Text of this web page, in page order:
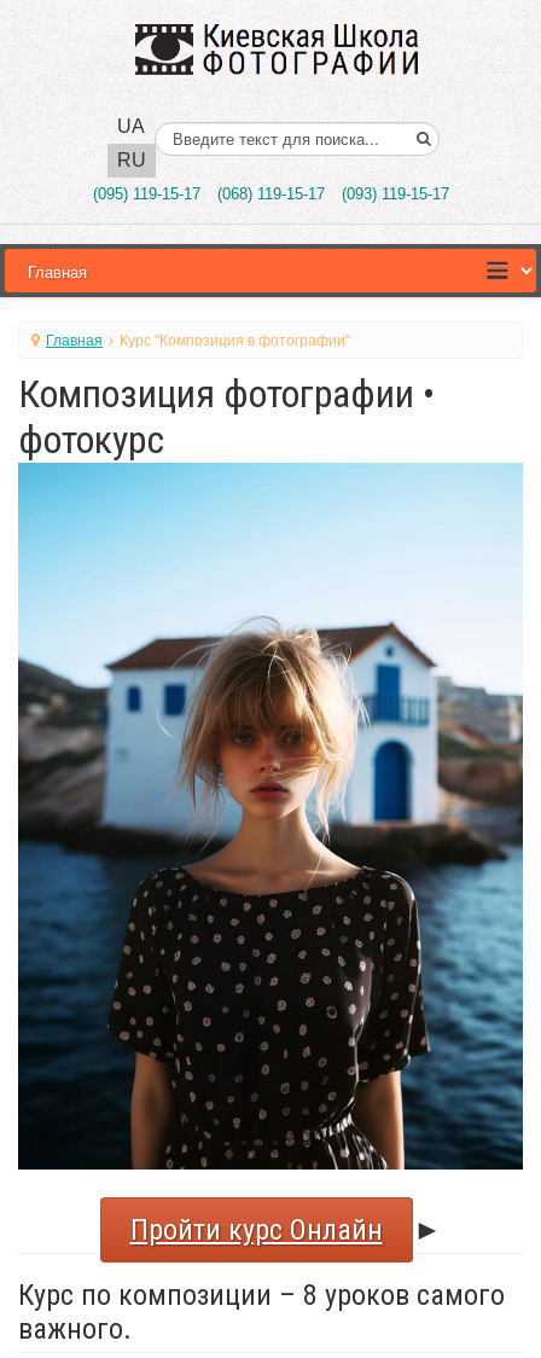
UA
RU
Поиск..
(095) 119-15-17 (068) 119-15-17 (093) 119-15-17
Главная Курс "Композиция в фотографии"
Композиция фотографии •
фотокурс
Пройти курс Онлайн
►
Курс по композиции – 8 уроков самого
важного.